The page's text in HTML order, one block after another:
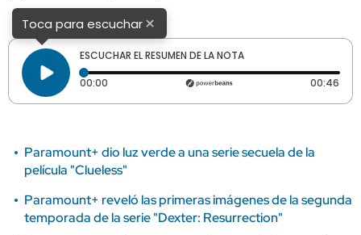
Toca para escuchar×
ESCUCHAR EL RESUMEN DE LA NOTA
00:00 Tiempo transcurrido: 0 segundos 00:46
Paramount+ dio luz verde a una serie secuela de la
película "Clueless"
Paramount+ reveló las primeras imágenes de la segunda
temporada de la serie "Dexter: Resurrection"